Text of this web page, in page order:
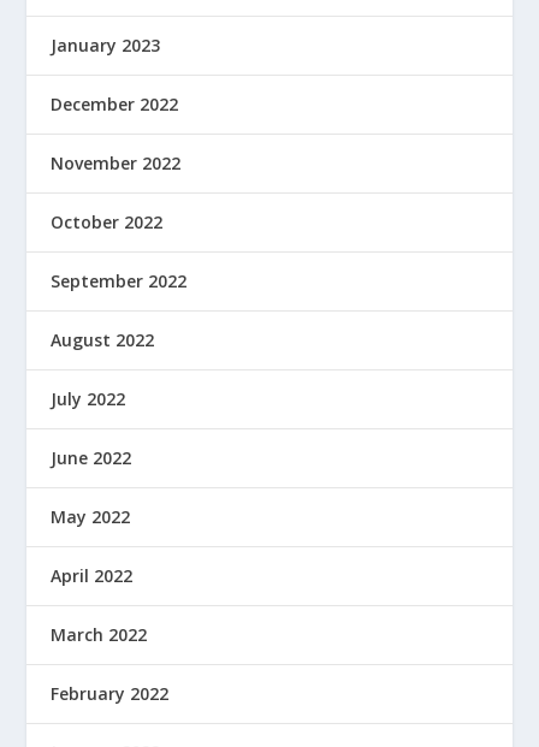
January 2023
December 2022
November 2022
October 2022
September 2022
August 2022
July 2022
June 2022
May 2022
April 2022
March 2022
February 2022